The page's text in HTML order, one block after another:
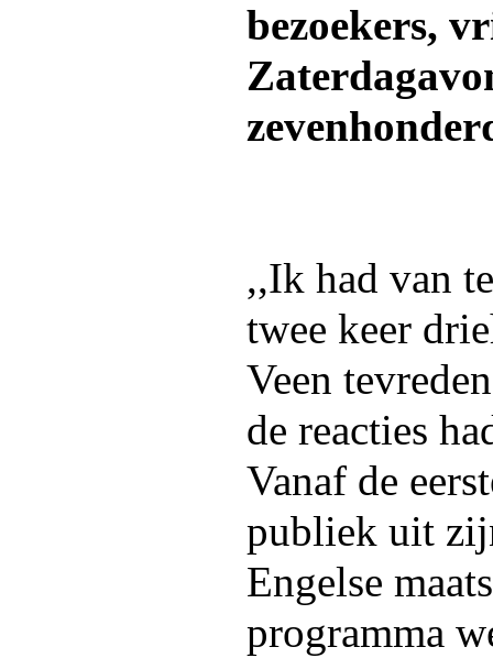
bezoekers,
,,Ik had van
twee keer
Veen
de reacties
Vanaf de
publiek uit
Engelse
programma